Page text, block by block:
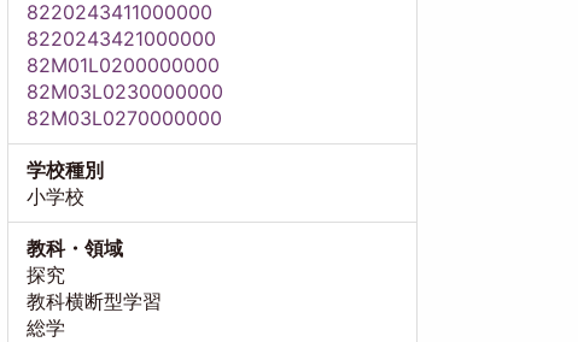
8220243411000000
8220243421000000
82M01L0200000000
82M03L0230000000
82M03L0270000000
学校種別
小学校
教科・領域
探究
教科横断型学習
総学